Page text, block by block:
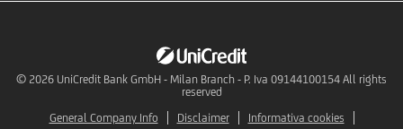
© 2026 UniCredit Bank GmbH - Milan Branch - P. Iva 09144100154 All rights
reserved
General Company Info
Disclaimer Informativa cookies